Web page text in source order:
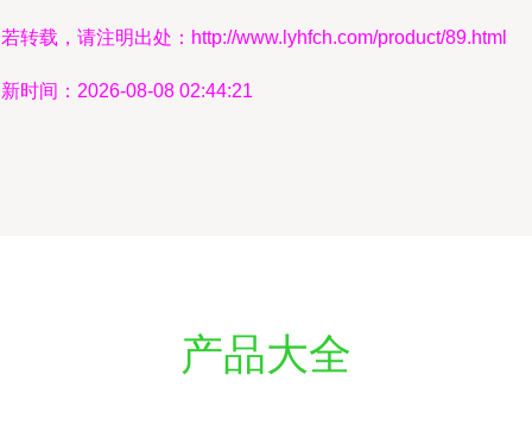
转载，请注明出处：http://www.lyhfch.com/product/89.html
时间：2026-08-08 02:44:21
产品大全